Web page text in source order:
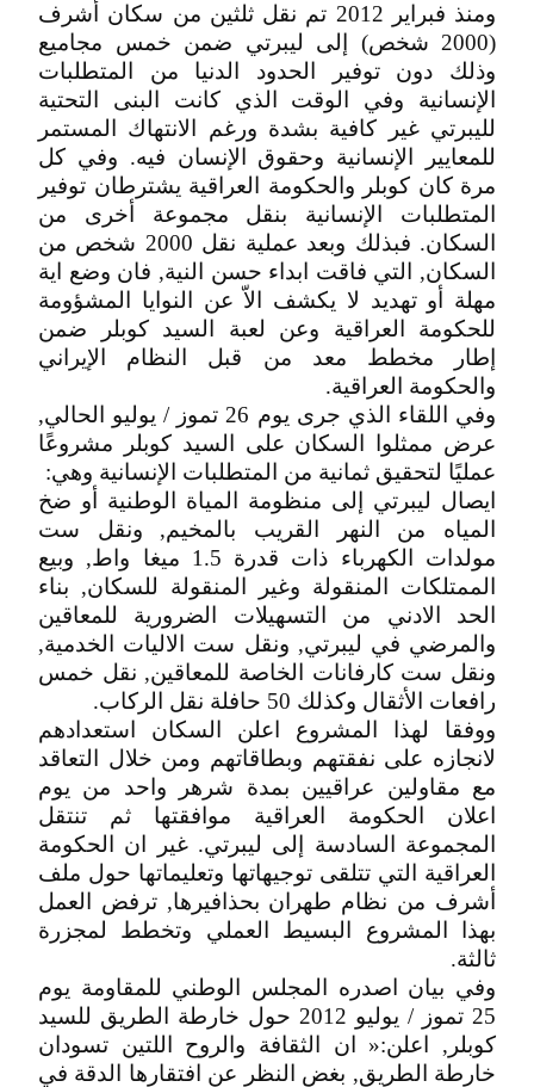
ومنذ فبراير 2012 تم نقل ثلثين من سكان أشرف
(2000 شخص) إلى ليبرتي ضمن خمس مجاميع
وذلك دون توفير الحدود الدنيا من المتطلبات
الإنسانية وفي الوقت الذي كانت البنى التحتية
لليبرتي غير كافية بشدة ورغم الانتهاك المستمر
للمعايير الإنسانية وحقوق الإنسان فيه. وفي كل
مرة كان كوبلر والحكومة العراقية يشترطان توفير
المتطلبات الإنسانية بنقل مجموعة أخرى من
السكان. فبذلك وبعد عملية نقل 2000 شخص من
السكان, التي فاقت ابداء حسن النية, فان وضع اية
مهلة أو تهديد لا يكشف الاّ عن النوايا المشؤومة
للحكومة العراقية وعن لعبة السيد كوبلر ضمن
إطار مخطط معد من قبل النظام الإيراني
والحكومة العراقية.
وفي اللقاء الذي جرى يوم 26 تموز / يوليو الحالي,
عرض ممثلوا السكان على السيد كوبلر مشروعًا
عمليًا لتحقيق ثمانية من المتطلبات الإنسانية وهي:
ايصال ليبرتي إلى منظومة المياة الوطنية أو ضخ
المياه من النهر القريب بالمخيم, ونقل ست
مولدات الكهرباء ذات قدرة 1.5 ميغا واط, وبيع
الممتلكات المنقولة وغير المنقولة للسكان, بناء
الحد الادني من التسهيلات الضرورية للمعاقين
والمرضي في ليبرتي, ونقل ست الاليات الخدمية,
ونقل ست كارفانات الخاصة للمعاقين, نقل خمس
رافعات الأثقال وكذلك 50 حافلة نقل الركاب.
ووفقا لهذا المشروع اعلن السكان استعدادهم
لانجازه على نفقتهم وبطاقاتهم ومن خلال التعاقد
مع مقاولين عراقيين بمدة شرهر واحد من يوم
اعلان الحكومة العراقية موافقتها ثم تنتقل
المجموعة السادسة إلى ليبرتي. غير ان الحكومة
العراقية التي تتلقى توجيهاتها وتعليماتها حول ملف
أشرف من نظام طهران بحذافيرها, ترفض العمل
بهذا المشروع البسيط العملي وتخطط لمجزرة
ثالثة.
وفي بيان اصدره المجلس الوطني للمقاومة يوم
25 تموز / يوليو 2012 حول خارطة الطريق للسيد
كوبلر, اعلن:« ان الثقافة والروح اللتين تسودان
خارطة الطريق, بغض النظر عن افتقارها الدقة في